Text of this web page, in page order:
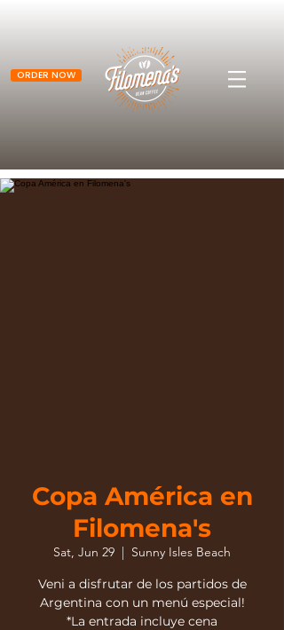
ORDER NOW
Copa América en
Filomena's
Sat, Jun 29
  |
Sunny Isles Beach
Veni a disfrutar de los partidos de
Argentina con un menú especial!
*La entrada incluye cena